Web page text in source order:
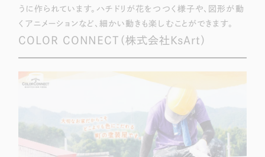
SEO対策によるアクセス獲得、反響獲得などの"Webマーケティング"から、
ライン領域のマーケティングまでまるっと代行
リープ・リクルーティング
求人票作成・面接など各種業務代行、採用の仕組み作り支援
人材紹介サービス
完全成功報酬型のスカウト型ハイクラス人材紹介（岐阜・愛知）
カイゼンDX支援
リープ・リクルーティング
「採用強化」を目的とした採用業務代行
サイトマップ
ウェブアクセシビリティ方針
うに作られています。ハチドリが花をつつく様子や、図形が動
くアニメーションなど、細かい動きも楽しむことができます。
COLOR CONNECT（株式会社KsArt）